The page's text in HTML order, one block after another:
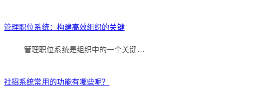
管理职位系统：构建高效组织的关键
管理职位系统是组织中的一个关键…
社招系统常用的功能有哪些呢？